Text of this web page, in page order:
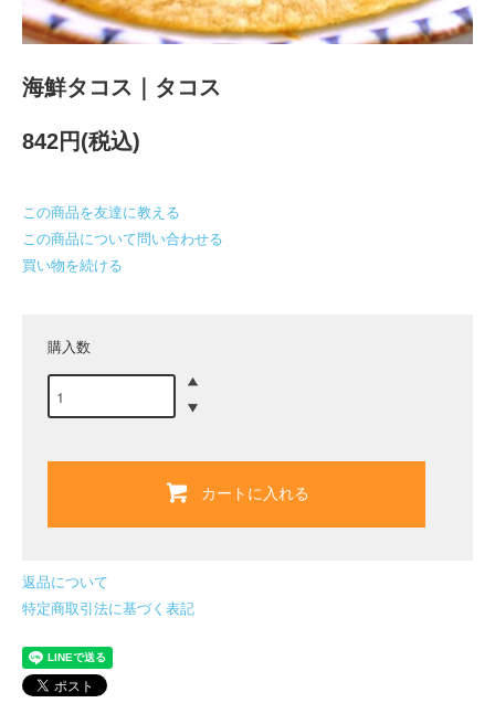
海鮮タコス｜タコス
842円(税込)
この商品を友達に教える
この商品について問い合わせる
買い物を続ける
購入数
カートに入れる
返品について
特定商取引法に基づく表記